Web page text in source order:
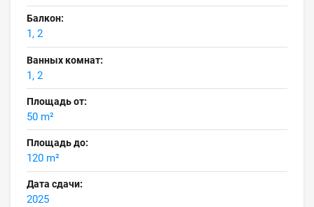
Балкон:
1, 2
Ванных комнат:
1, 2
Площадь от:
50 m²
Площадь до:
120 m²
Дата сдачи:
2025